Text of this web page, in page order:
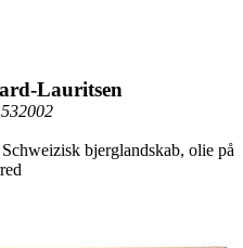
Lauritsen
bjerglandskab, olie på